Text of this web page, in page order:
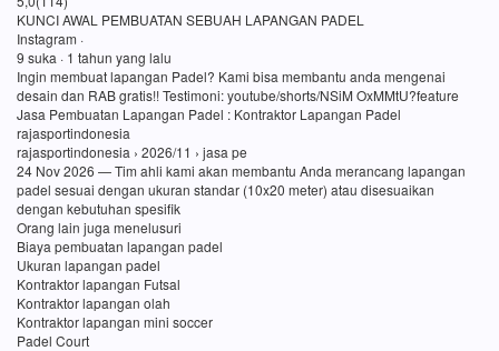
KUNCI AWAL PEMBUATAN SEBUAH LAPANGAN PADEL
Instagram ·
9 suka · 1 tahun yang lalu
Ingin membuat lapangan Padel? Kami bisa membantu anda mengenai
desain dan RAB gratis!! Testimoni: youtube/shorts/NSiM OxMMtU?feature
Jasa Pembuatan Lapangan Padel : Kontraktor Lapangan Padel
rajasportindonesia
rajasportindonesia › 2026/11 › jasa pe
24 Nov 2026 — Tim ahli kami akan membantu Anda merancang lapangan
padel sesuai dengan ukuran standar (10x20 meter) atau disesuaikan
dengan kebutuhan spesifik
Orang lain juga menelusuri
Biaya pembuatan lapangan padel
Ukuran lapangan padel
Kontraktor lapangan Futsal
Kontraktor lapangan olah
Kontraktor lapangan mini soccer
Padel Court